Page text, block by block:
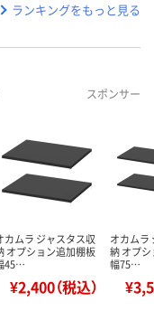
ランキングをもっと見る
スポンサー
カムラ ジャスタス収
オプション追加棚板
45…
¥2,400（税込）
オカムラ
納 オプ
幅75…